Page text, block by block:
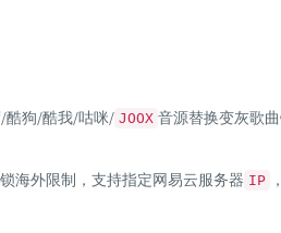
酷狗/酷我/咕咪/ JOOX 音源替换变灰歌
海外限制，支持指定网易云服务器 IP